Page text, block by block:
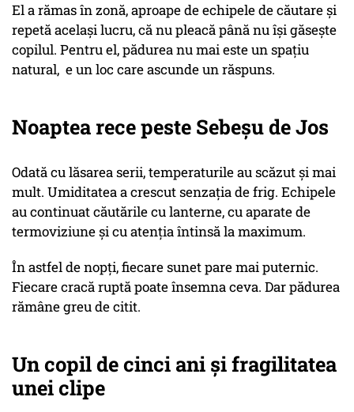
El a rămas în zonă, aproape de echipele de căutare și
repetă același lucru, că nu pleacă până nu își găsește
copilul. Pentru el, pădurea nu mai este un spațiu
natural, e un loc care ascunde un răspuns.
Noaptea rece peste Sebeșu de Jos
Odată cu lăsarea serii, temperaturile au scăzut și mai
mult. Umiditatea a crescut senzația de frig. Echipele
au continuat căutările cu lanterne, cu aparate de
termoviziune și cu atenția întinsă la maximum.
În astfel de nopți, fiecare sunet pare mai puternic.
Fiecare cracă ruptă poate însemna ceva. Dar pădurea
rămâne greu de citit.
Un copil de cinci ani și fragilitatea
unei clipe